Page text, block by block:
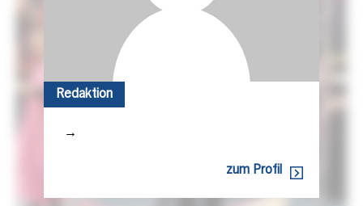
Redaktion
→
zum Profil